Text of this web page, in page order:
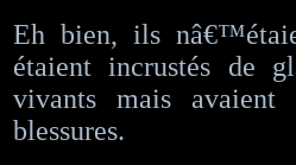
Eh bien, ils
étaient incrustés de
vivants mais avaient
blessures.